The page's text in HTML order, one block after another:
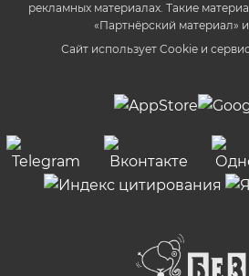
рекламных материалах. Такие
«Партнёрский материал» и
Сайт использует Cookie и